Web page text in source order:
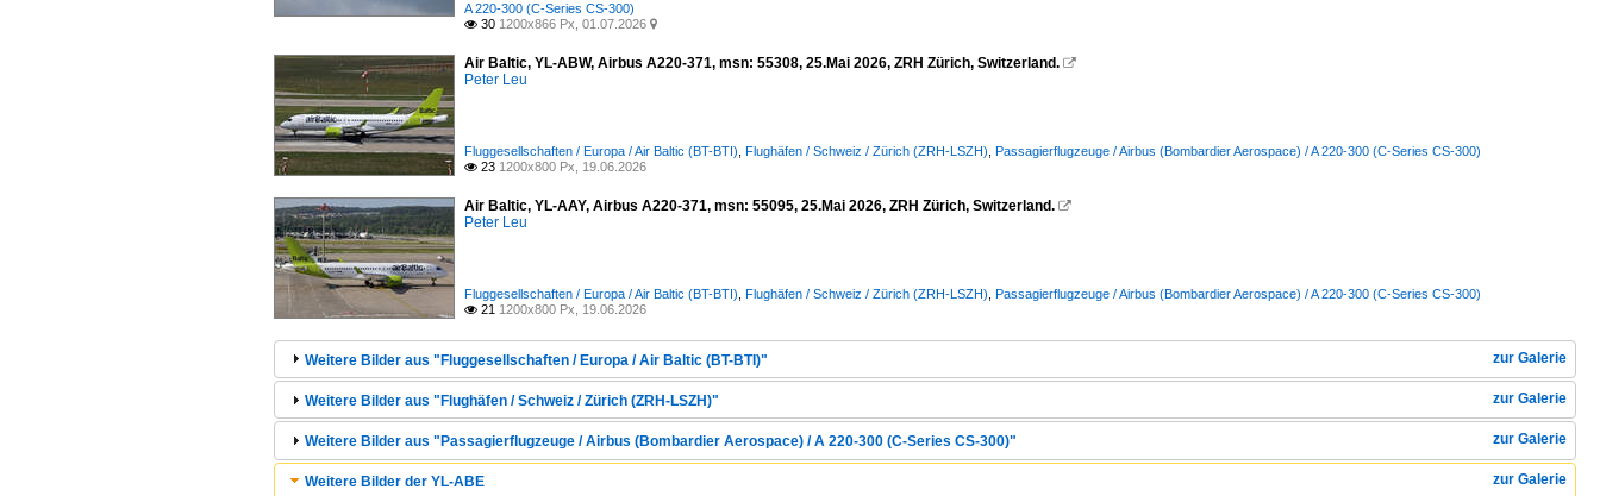
A 220-300 (C-Series CS-300)
 30 1200x866 Px, 01.07.2026 
Air Baltic, YL-ABW, Airbus A220-371, msn: 55308, 25.Mai 2026, ZRH Zürich, Switzerland. 
Peter Leu
Fluggesellschaften / Europa / Air Baltic (BT-BTI) Flughäfen / Schweiz / Zürich (ZRH-LSZH) Passagierflugzeuge / Airbus (Bombardier Aerospace) / A 220-300 (C-Series CS-300)
 23 1200x800 Px, 19.06.2026
Air Baltic, YL-AAY, Airbus A220-371, msn: 55095, 25.Mai 2026, ZRH Zürich, Switzerland. 
Peter Leu
Fluggesellschaften / Europa / Air Baltic (BT-BTI) Flughäfen / Schweiz / Zürich (ZRH-LSZH) Passagierflugzeuge / Airbus (Bombardier Aerospace) / A 220-300 (C-Series CS-300)
 21 1200x800 Px, 19.06.2026
zur Galerie
Weitere Bilder aus "Fluggesellschaften / Europa / Air Baltic (BT-BTI)"
zur Galerie
Weitere Bilder aus "Flughäfen / Schweiz / Zürich (ZRH-LSZH)"
zur Galerie
Weitere Bilder aus "Passagierflugzeuge / Airbus (Bombardier Aerospace) / A 220-300 (C-Series CS-300)"
zur Galerie
Weitere Bilder der YL-ABE